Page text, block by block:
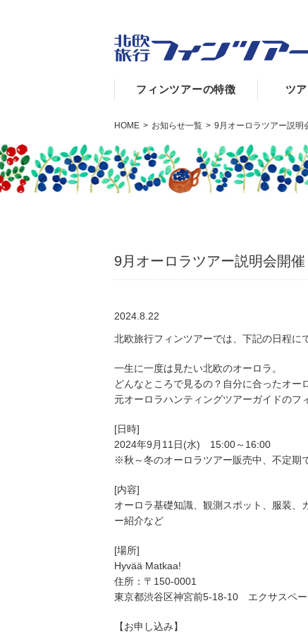
フィンツアーの特徴 ツ
HOME > お知らせ一覧 > 9月オーロラツアー説明
9月オーロラツアー説明会開催
2024.8.22
北欧旅行フィンツアーでは、下記の日程に
一生に一度は見たい北欧のオーロラ。
どんなところで見るの？自分に合ったオー
元オーロラハンティングツアーガイドのフ
[日時]
2024年9月11日(水) 15:00～16:00
※秋～冬のオーロラツアー販売中、不定期
[内容]
オーロラ基礎知識、観測スポット、服装
ー紹介など
[場所]
Hyvää Matkaa!
住所：〒150-0001
東京都渋谷区神宮前5-18-10 エクサスペ
【お申し込み】